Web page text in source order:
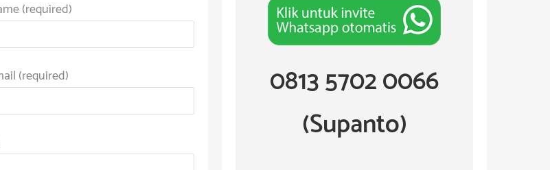
(required)
(required)
0813 5702 0066
(Supanto)